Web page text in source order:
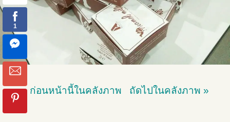
« ก่อนหน้านี้ในคลังภาพ ถัดไปในคลังภาพ »